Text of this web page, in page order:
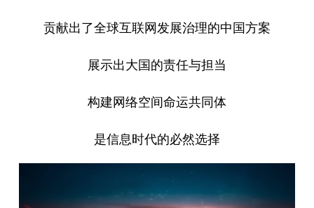
贡献出了全球互联网发展治理的中国方案
展示出大国的责任与担当
构建网络空间命运共同体
是信息时代的必然选择